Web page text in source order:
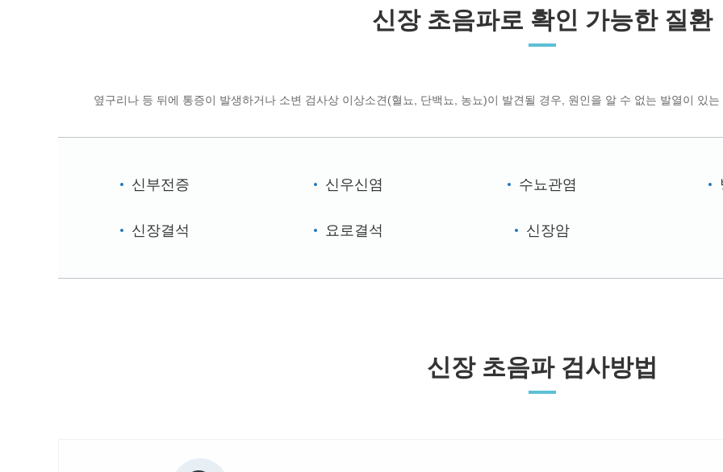
신장 초음파로 확인 가능한 질환
옆구리나 등 뒤에 통증이 발생하거나 소변 검사상 이상소견(혈뇨, 단백뇨, 농뇨)이 발견될 경우, 원인을 알 수 없는 발열이 있
신부전증 신우신염 수뇨관염
신장결석 요로결석 신장암
신장 초음파 검사방법